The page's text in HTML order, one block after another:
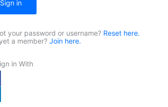
Sign in
your password or username? Reset here.
a member? Join here.
in With